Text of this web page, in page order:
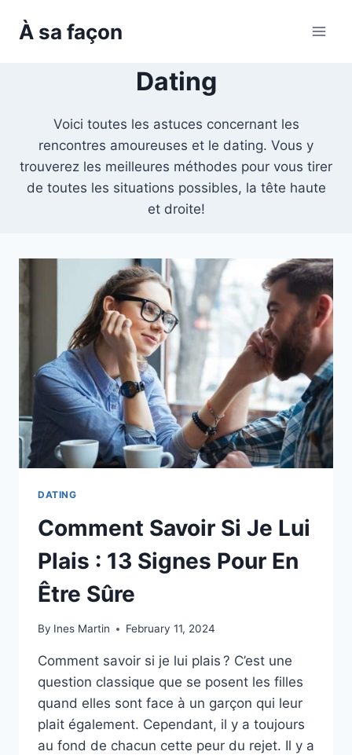
À sa façon
Dating
Voici toutes les astuces concernant les
rencontres amoureuses et le dating. Vous y
trouverez les meilleures méthodes pour vous tirer
de toutes les situations possibles, la tête haute
et droite!
DATING
Comment Savoir Si Je Lui
Plais : 13 Signes Pour En
Être Sûre
By Ines Martin February 11, 2024
Comment savoir si je lui plais ? C’est une
question classique que se posent les filles
quand elles sont face à un garçon qui leur
plait également. Cependant, il y a toujours
au fond de chacun cette peur du rejet. Il y a